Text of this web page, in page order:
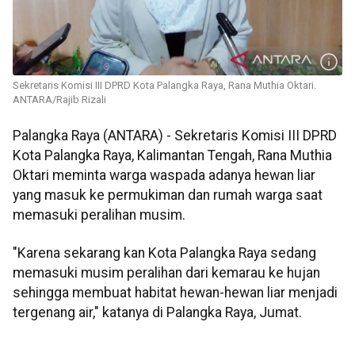
Sekretaris Komisi III DPRD Kota Palangka Raya, Rana Muthia Oktari.
ANTARA/Rajib Rizali
Palangka Raya (ANTARA) - Sekretaris Komisi III DPRD
Kota Palangka Raya, Kalimantan Tengah, Rana Muthia
Oktari meminta warga waspada adanya hewan liar
yang masuk ke permukiman dan rumah warga saat
memasuki peralihan musim.
"Karena sekarang kan Kota Palangka Raya sedang
memasuki musim peralihan dari kemarau ke hujan
sehingga membuat habitat hewan-hewan liar menjadi
tergenang air," katanya di Palangka Raya, Jumat.